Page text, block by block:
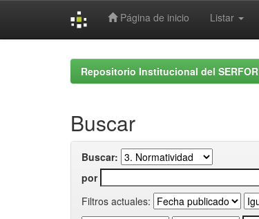
Página de inicio Listar
Repositorio Institucional del SERFOR
Buscar
Buscar:
por
Filtros actuales: